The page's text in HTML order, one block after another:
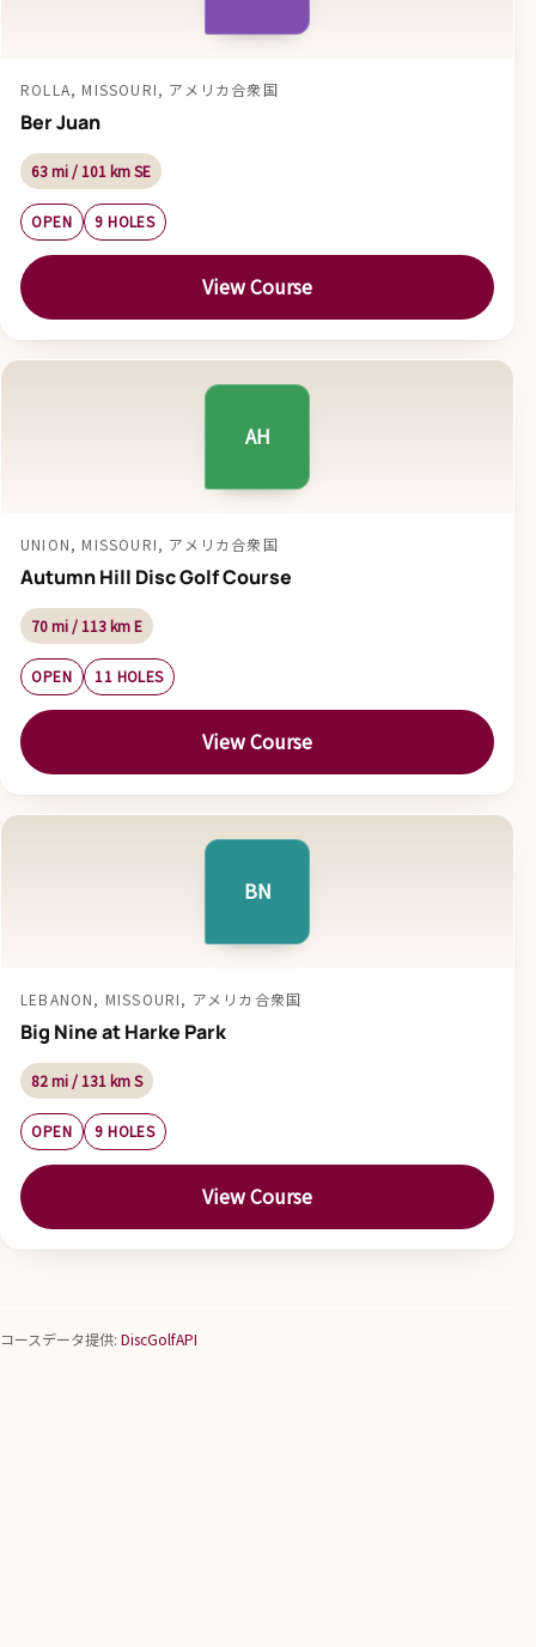
ROLLA, MISSOURI, アメリカ合衆国
Ber Juan
63 mi / 101 km SE
OPEN 9 HOLES
View Course
AH
UNION, MISSOURI, アメリカ合衆国
Autumn Hill Disc Golf Course
70 mi / 113 km E
OPEN 11 HOLES
View Course
BN
LEBANON, MISSOURI, アメリカ合衆国
Big Nine at Harke Park
82 mi / 131 km S
OPEN 9 HOLES
View Course
コースデータ提供: DiscGolfAPI